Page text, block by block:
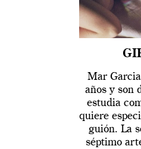
Mar
años y son
estudia
quiere
guión. La
séptimo